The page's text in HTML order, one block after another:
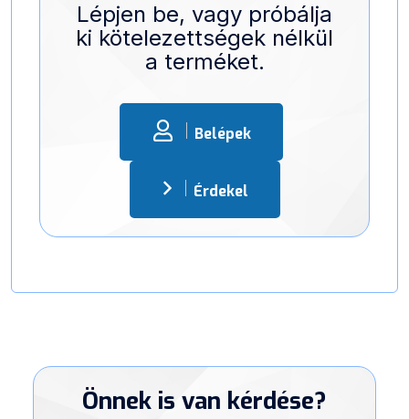
Lépjen be, vagy próbálja
ki kötelezettségek nélkül
a terméket.
Belépek
Érdekel
Önnek is van kérdése?